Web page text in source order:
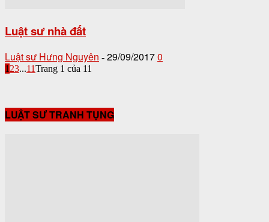
Luật sư nhà đất
Luật sư Hưng Nguyên - 29/09/20170
123...11Trang 1 của 11
LUẬT SƯ TRANH TỤNG